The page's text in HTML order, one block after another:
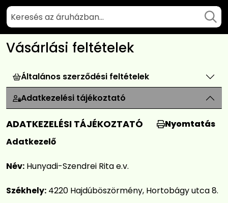
Vásárlási feltételek
Általános szerződési feltételek
Adatkezelési tájékoztató
Nyomtatás
ADATKEZELÉSI TÁJÉKOZTATÓ
Adatkezelő
Név: Hunyadi-Szendrei Rita e.v.
Székhely: 4220 Hajdúböszörmény, Hortobágy utca 8.